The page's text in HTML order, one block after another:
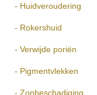
- Huidveroudering
- Rokershuid
- Verwijde poriën
- Pigmentvlekken
- Zonbeschadiging